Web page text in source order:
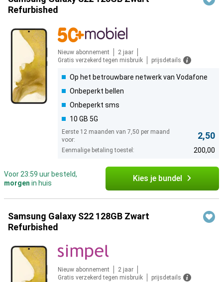
Refurbished
Nieuw abonnement
2 jaar
Gratis verzekerd tegen misbruik
prijsdetails
Op het betrouwbare netwerk van Vodafone
Onbeperkt bellen
Onbeperkt sms
10 GB 5G
Eerste 12 maanden van 7,50 per maand
voor:
2,50
Eenmalige betaling toestel: 200,00
Voor 23:59 uur besteld,
morgen in huis Kies je bundel
Samsung Galaxy S22 128GB Zwart
Refurbished
Nieuw abonnement
2 jaar
Gratis verzekerd tegen misbruik
prijsdetails